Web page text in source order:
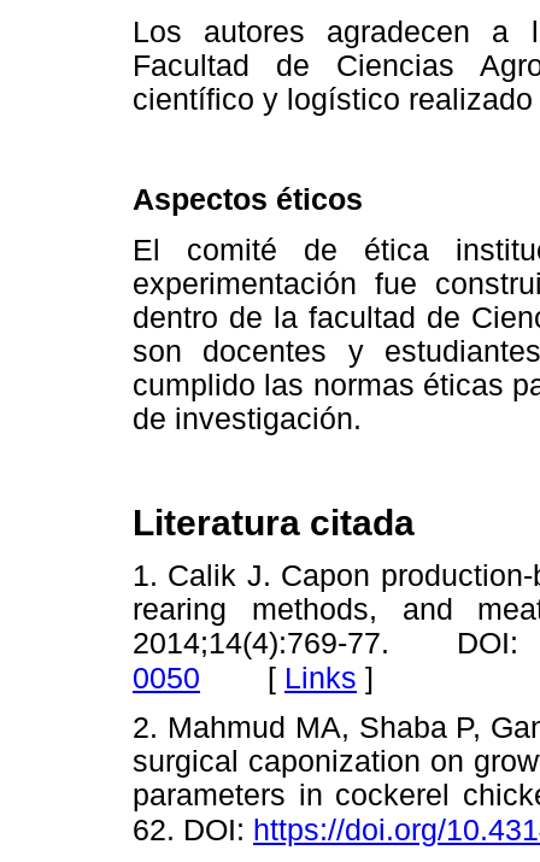
Los autores agradecen a
Facultad de Ciencias
científico y logístico
Aspectos éticos
El comité de ética
experimentación fue
dentro de la facultad de
son docentes y
cumplido las normas éticas
de investigación.
Literatura citada
1. Calik J. Capon
rearing methods, and
2014;14(4):769-77.
0050 [ Links ]
2. Mahmud MA, Shaba P,
surgical caponization on
parameters in cockerel
62. DOI: https://doi.org/